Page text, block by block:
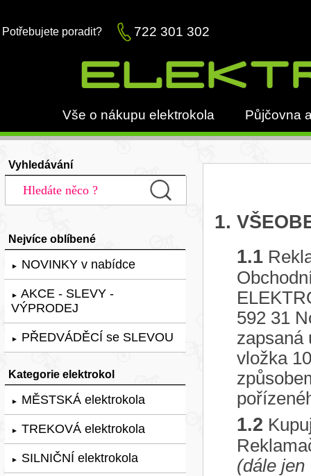
Potřebujete poradit? 722 301 302
Vše o nákupu elektrokola Půjčovna
Vyhledávání
Nejvíce oblíbené
► NOVINKY v nabídce
► AKCE - SLEVY -
VÝPRODEJ
► PŘEDVÁDĚCÍ se SLEVOU
Kategorie elektrokol
► MĚSTSKÁ elektrokola
► TREKOVÁ elektrokola
► SILNIČNÍ elektrokola
1.
1.1
592 31
zapsaná
vložka
1.2
(dále jen